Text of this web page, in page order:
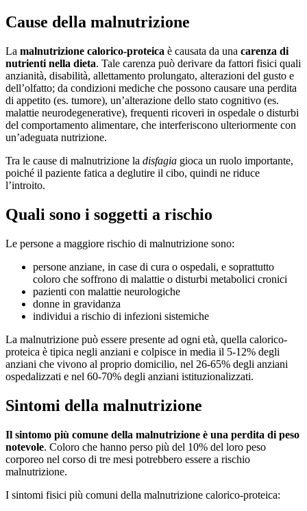
Cause della malnutrizione
La malnutrizione calorico-proteica è causata da una carenza di
nutrienti nella dieta. Tale carenza può derivare da fattori fisici quali
anzianità, disabilità, allettamento prolungato, alterazioni del gusto e
dell’olfatto; da condizioni mediche che possono causare una perdita
di appetito (es. tumore), un’alterazione dello stato cognitivo (es.
malattie neurodegenerative), frequenti ricoveri in ospedale o disturbi
del comportamento alimentare, che interferiscono ulteriormente con
un’adeguata nutrizione.
Tra le cause di malnutrizione la disfagia gioca un ruolo importante,
poiché il paziente fatica a deglutire il cibo, quindi ne riduce
l’introito.
Quali sono i soggetti a rischio
Le persone a maggiore rischio di malnutrizione sono:
persone anziane, in case di cura o ospedali, e soprattutto
coloro che soffrono di malattie o disturbi metabolici cronici
pazienti con malattie neurologiche
donne in gravidanza
individui a rischio di infezioni sistemiche
La malnutrizione può essere presente ad ogni età, quella calorico-
proteica è tipica negli anziani e colpisce in media il 5-12% degli
anziani che vivono al proprio domicilio, nel 26-65% degli anziani
ospedalizzati e nel 60-70% degli anziani istituzionalizzati.
Sintomi della malnutrizione
Il sintomo più comune della malnutrizione è una perdita di peso
notevole. Coloro che hanno perso più del 10% del loro peso
corporeo nel corso di tre mesi potrebbero essere a rischio
malnutrizione.
I sintomi fisici più comuni della malnutrizione calorico-proteica: